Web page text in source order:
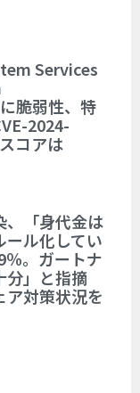
Services
脆弱性、特
2024-
コアは
、「身代金は
ール化してい
％。ガートナ
分」と指摘
ア対策状況を